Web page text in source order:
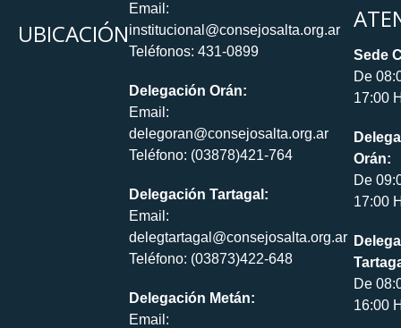
UBICACIÓN
Email:
institucional@consejosalta.org.ar
Teléfonos: 431-0899
Delegación Orán:
Email:
delegoran@consejosalta.org.ar
Teléfono: (03878)421-764
Delegación Tartagal:
Email:
delegtartagal@consejosalta.org.ar
Teléfono: (03873)422-648
Delegación Metán:
Email:
Sede
De
17:00
Orán:
De
17:00
De
16:00